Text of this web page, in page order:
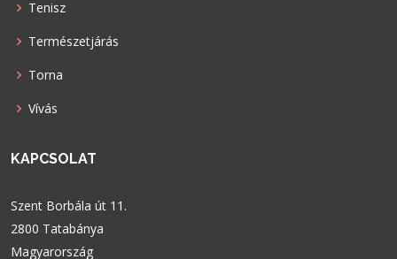
Tenisz
Természetjárás
Torna
Vívás
KAPCSOLAT
Szent Borbála út 11.
2800 Tatabánya
Magyarország